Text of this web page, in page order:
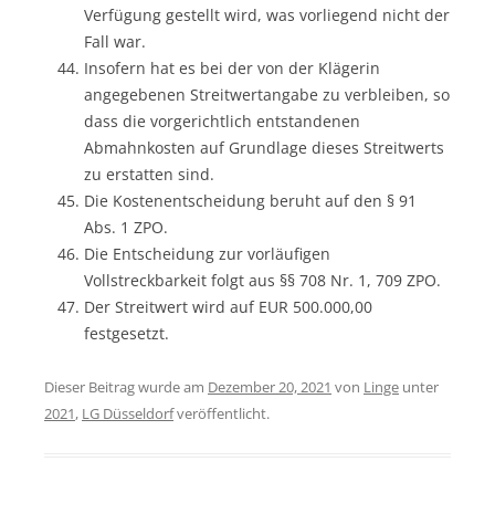
Verfügung gestellt wird, was vorliegend nicht der
Fall war.
Insofern hat es bei der von der Klägerin
angegebenen Streitwertangabe zu verbleiben, so
dass die vorgerichtlich entstandenen
Abmahnkosten auf Grundlage dieses Streitwerts
zu erstatten sind.
Die Kostenentscheidung beruht auf den § 91
Abs. 1 ZPO.
Die Entscheidung zur vorläufigen
Vollstreckbarkeit folgt aus §§ 708 Nr. 1, 709 ZPO.
Der Streitwert wird auf EUR 500.000,00
festgesetzt.
Dieser Beitrag wurde am Dezember 20, 2021 von Linge unter
2021, LG Düsseldorfveröffentlicht.